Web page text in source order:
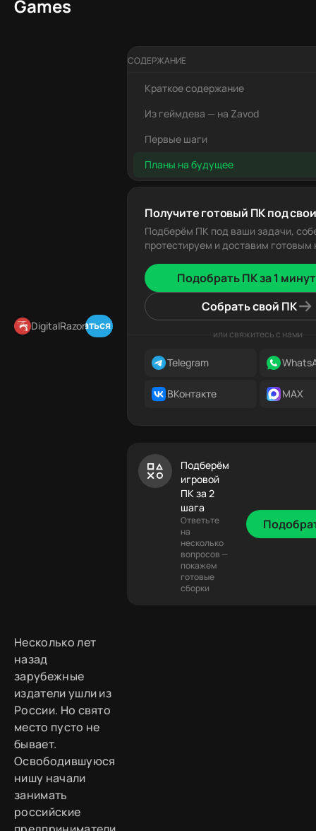
Games
DigitalRazor
Подписаться в Telegram
СОДЕРЖАНИЕ
Краткое содержание
Из геймдева — на Zavod
Первые шаги
Планы на будущее
Получите готовый ПК под
Подберём ПК под ваши задачи,
протестируем и доставим готовым
Подобрать ПК за 1
Собрать свой ПК
или свяжитесь с нами
Telegram
ВКонтакте MAX
Подберём
игровой
ПК за 2
шага
Ответьте
на
несколько
вопросов —
покажем
готовые
сборки
Несколько лет
назад
зарубежные
издатели ушли из
России. Но свято
место пусто не
бывает.
Освободившуюся
нишу начали
занимать
российские